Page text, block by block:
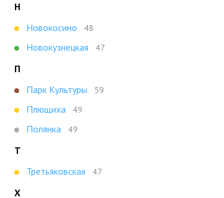
Н
Новокосино
48
Новокузнецкая 47
П
Парк Культуры
59
Плющиха 49
Полянка 49
Т
Третьяковская
47
Х